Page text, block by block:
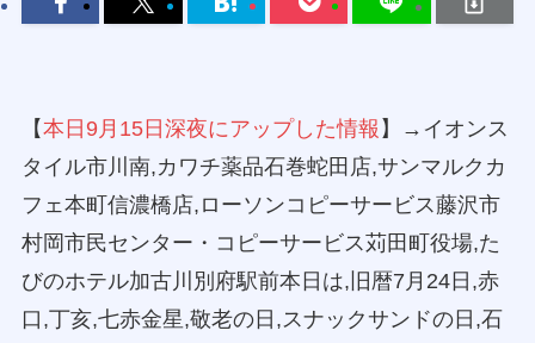
【本日9月15日深夜にアップした情報 】→イオンス
タイル市川南,カワチ薬品石巻蛇田店,サンマルクカ
フェ本町信濃橋店,ローソンコピーサービス藤沢市
村岡市民センター・コピーサービス苅田町役場,た
びのホテル加古川別府駅前本日は,旧暦7月24日,赤
口,丁亥,七赤金星,敬老の日,スナックサンドの日,石